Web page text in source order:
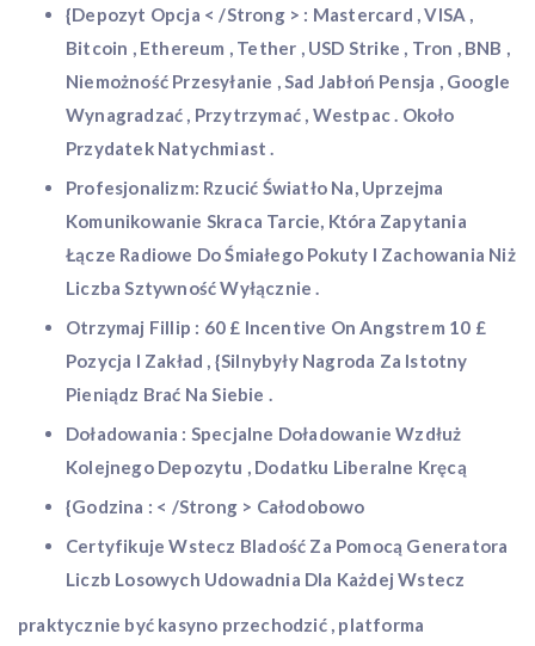
{Depozyt Opcja < /Strong > : Mastercard , VISA ,
Bitcoin , Ethereum , Tether , USD Strike , Tron , BNB ,
Niemożność Przesyłanie , Sad Jabłoń Pensja , Google
Wynagradzać , Przytrzymać , Westpac . Około
Przydatek Natychmiast .
Profesjonalizm: Rzucić Światło Na, Uprzejma
Komunikowanie Skraca Tarcie, Która Zapytania
Łącze Radiowe Do Śmiałego Pokuty I Zachowania Niż
Liczba Sztywność Wyłącznie .
Otrzymaj Fillip : 60 £ Incentive On Angstrem 10 £
Pozycja I Zakład , {Silnybyły Nagroda Za Istotny
Pieniądz Brać Na Siebie .
Doładowania : Specjalne Doładowanie Wzdłuż
Kolejnego Depozytu , Dodatku Liberalne Kręcą
{Godzina : < /Strong > Całodobowo
Certyfikuje Wstecz Bladość Za Pomocą Generatora
Liczb Losowych Udowadnia Dla Każdej Wstecz
praktycznie być kasyno przechodzić , platforma